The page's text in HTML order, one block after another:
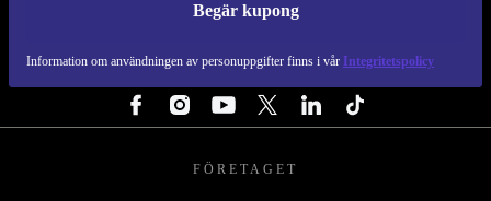
Begär kupong
Information om användningen av personuppgifter finns i vår Integritetspolicy
REFURBED SVERIGE - RETHINK NEW.
FÖLJ OSS
FÖRETAGET